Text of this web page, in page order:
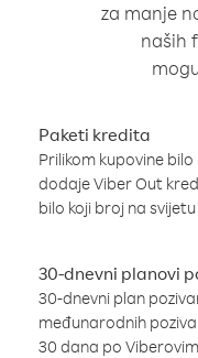
za manje
naših
Paketi kredita
Prilikom kupovine
dodaje Viber Out
bilo koji broj na
30-dnevni planovi
30-dnevni plan
međunarodnih
30 dana po